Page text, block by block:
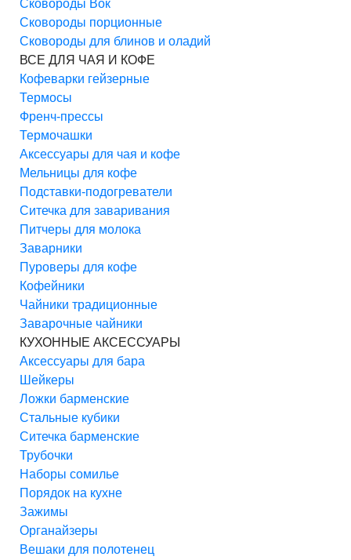
Сковороды Вок
Сковороды порционные
Сковороды для блинов и оладий
ВСЕ ДЛЯ ЧАЯ И КОФЕ
Кофеварки гейзерные
Термосы
Френч-прессы
Термочашки
Аксессуары для чая и кофе
Мельницы для кофе
Подставки-подогреватели
Ситечка для заваривания
Питчеры для молока
Заварники
Пуроверы для кофе
Кофейники
Чайники традиционные
Заварочные чайники
КУХОННЫЕ АКСЕССУАРЫ
Аксессуары для бара
Шейкеры
Ложки барменские
Стальные кубики
Ситечка барменские
Трубочки
Наборы сомилье
Порядок на кухне
Зажимы
Органайзеры
Вешаки для полотенец